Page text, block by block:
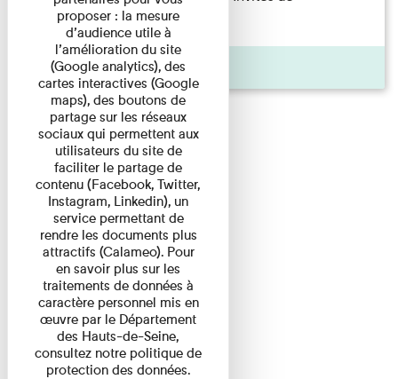
l’Imprimerie n°6 Lecture ...
Pages
proposer : la mesure
d’audience utile à
l’amélioration du site
(Google analytics), des
cartes interactives (Google
maps), des boutons de
partage sur les réseaux
sociaux qui permettent aux
utilisateurs du site de
faciliter le partage de
contenu (Facebook, Twitter,
Instagram, Linkedin), un
service permettant de
rendre les documents plus
attractifs (Calameo). Pour
en savoir plus sur les
traitements de données à
caractère personnel mis en
œuvre par le Département
des Hauts-de-Seine,
consultez notre politique de
protection des données.